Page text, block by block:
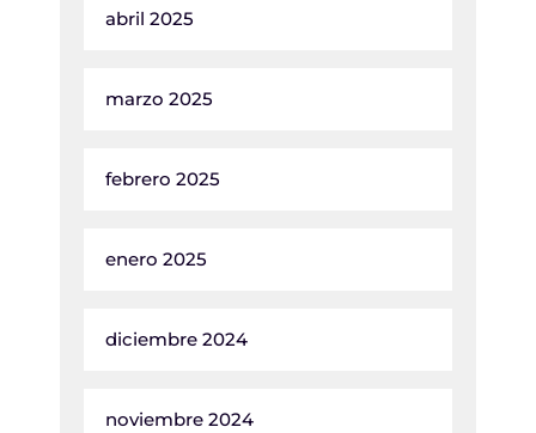
abril 2025
marzo 2025
febrero 2025
enero 2025
diciembre 2024
noviembre 2024